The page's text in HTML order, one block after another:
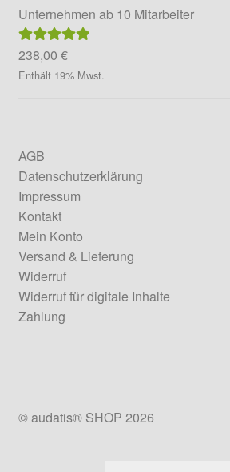
Unternehmen ab 10 Mitarbeiter
Bewertet mit
5.00von 5
238,00 €
Enthält 19% Mwst.
AGB
Datenschutzerklärung
Impressum
Kontakt
Mein Konto
Versand & Lieferung
Widerruf
Widerruf für digitale Inhalte
Zahlung
© audatis® SHOP 2026